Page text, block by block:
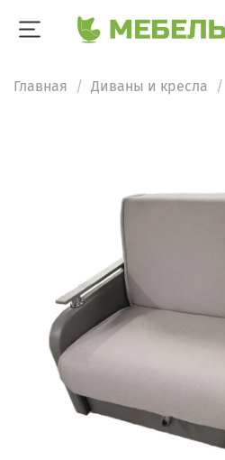
Главная Диваны и кресла